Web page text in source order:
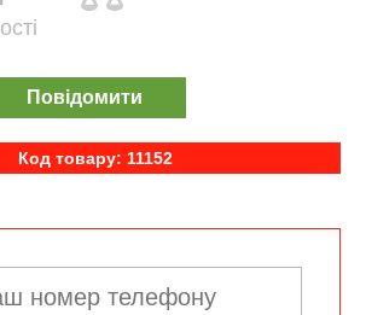
Повідомити
Код товару: 11152